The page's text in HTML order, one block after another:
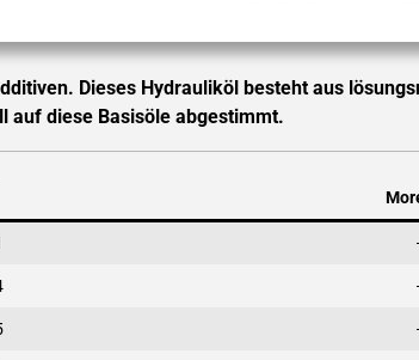
Dieses Hydrauliköl besteht aus
auf diese Basisöle abgestimmt.